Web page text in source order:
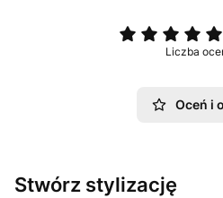
Liczba
Oceń i
Stwórz stylizację